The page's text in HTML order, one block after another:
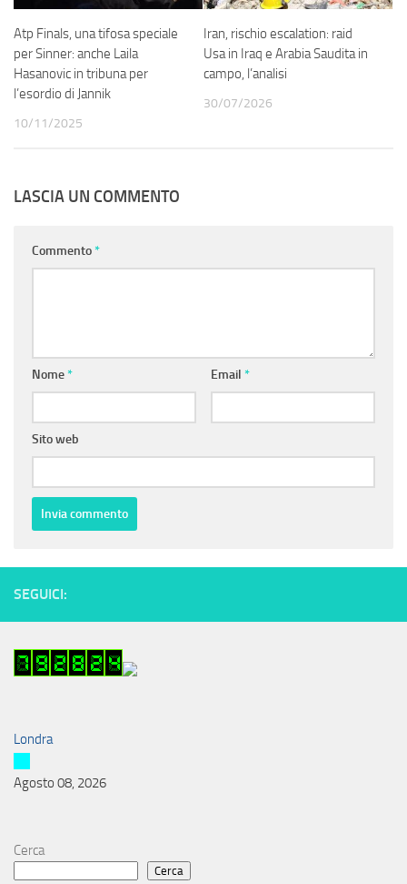
Atp Finals, una tifosa speciale
per Sinner: anche Laila
Hasanovic in tribuna per
l’esordio di Jannik
10/11/2025
Iran, rischio escalation: raid
Usa in Iraq e Arabia Saudita in
campo, l’analisi
30/07/2026
LASCIA UN COMMENTO
Commento*
Nome* Email *
Sito web
SEGUICI:
Londra
Agosto 08, 2026
Cerca
Cerca